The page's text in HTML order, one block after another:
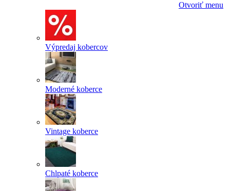
Otvoriť menu
Výpredaj kobercov
Moderné koberce
Vintage koberce
Chlpaté koberce